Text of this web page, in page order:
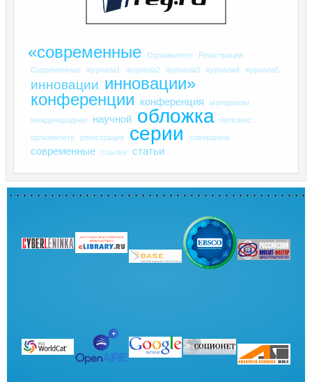
«современные Оргкомитете
Регистрация
Современные
журнала1 журнала2 журнала3 журнала4 журнала5
инновации инновации»
конференции
конференция материалы
международная научной обложка оргвзнос
оргкомитете регистрация серии совершена
современные ссылки статьи